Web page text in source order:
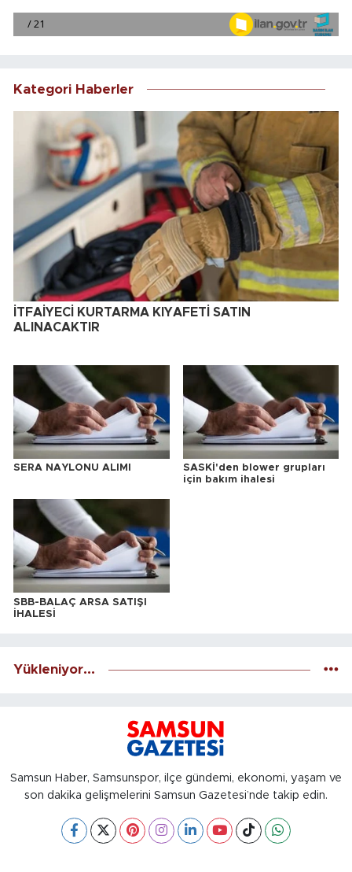
Kategori Haberler
İTFAİYECİ KURTARMA KIYAFETİ SATIN
ALINACAKTIR
SERA NAYLONU ALIMI
SASKİ'den blower grupları
için bakım ihalesi
SBB-BALAÇ ARSA SATIŞI
İHALESİ
Yükleniyor...
Samsun Haber, Samsunspor, ilçe gündemi, ekonomi, yaşam ve
son dakika gelişmelerini Samsun Gazetesi’nde takip edin.